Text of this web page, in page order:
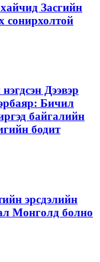
Засгийн
сонирхолтой
Дээвэр
Бичил
байгалийн
бодит
эрсдэлийн
Монголд болно